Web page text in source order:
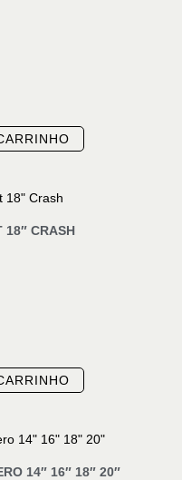
18″ CRASH
14″ 16″ 18″ 20″